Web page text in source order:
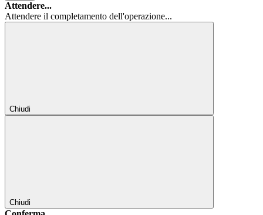
Attendere...
Attendere il completamento dell'operazione...
Chiudi
Chiudi